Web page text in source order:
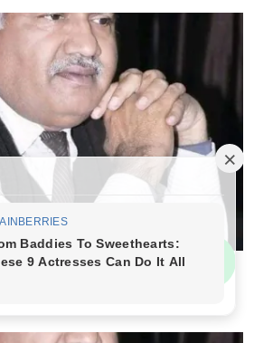
की भूमिका, केंद्रित ...